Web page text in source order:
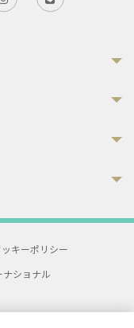
ッキーポリシー
ショナル